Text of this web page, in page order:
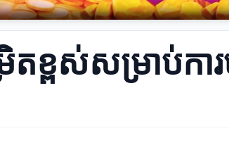
ខ្ពស់សម្រាប់ការ